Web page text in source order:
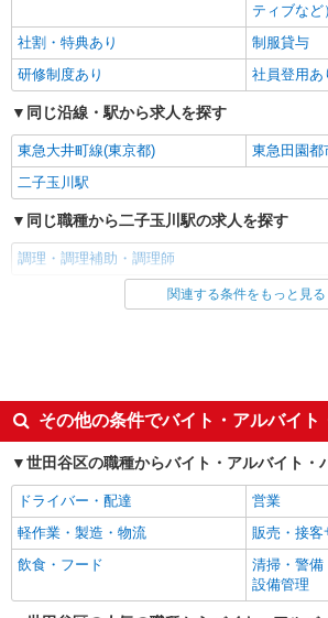
ティブなど
社割・特典あり
制服貸与
研修制度あり
社員登用あ
同じ沿線・駅から求人を探す
東急大井町線(東京都)
東急田園都
二子玉川駅
同じ職種から二子玉川駅の求人を探す
調理・調理補助・調理師
同じ雇用形態から二子玉川駅の求人を探す
朝
昼
車通勤OK
バイク通勤
副業・WワークOK
入社日応相
Web面接OK
友達と応募
職場見学OKまたは説明会あり
未経験歓迎
経験者・有資格者歓迎
新卒・第二
女性活躍中
主婦・主夫
関連する条件をもっと見る
その他の条件でバイト・アルバイト
世田谷区の職種からバイト・アルバイト・
ドライバー・配達
営業
軽作業・製造・物流
販売・接客
飲食・フード
清掃・警備
設備管理